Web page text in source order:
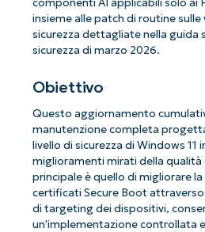
componenti AI applicabili solo ai
insieme alle patch di routine sulle
sicurezza dettagliate nella guida
sicurezza di marzo 2026.
Obiettivo
Questo aggiornamento
manutenzione completa
livello di sicurezza di Windows 11
miglioramenti mirati della
principale è quello di migliorare
certificati Secure Boot
di targeting dei dispositivi,
un'implementazione controllata